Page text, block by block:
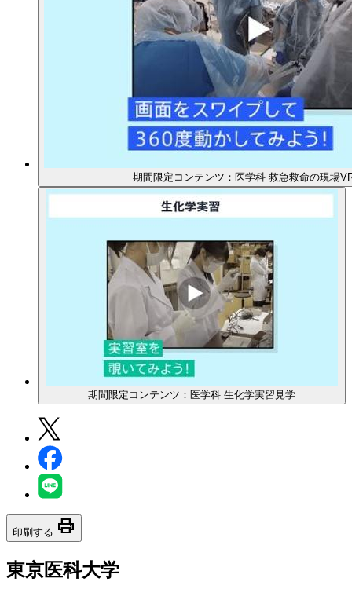
期間限定コンテンツ：医学科 救急救命の現場
期間限定コンテンツ：医学科 生化学実習見学
印刷する print
東京医科大学